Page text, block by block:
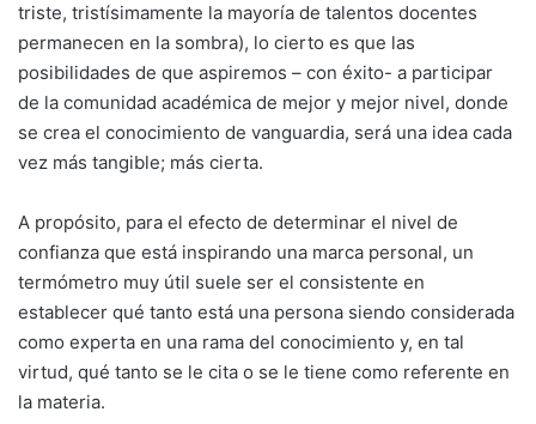
triste, tristísimamente la mayoría de talentos docentes
permanecen en la sombra), lo cierto es que las
posibilidades de que aspiremos – con éxito- a participar
de la comunidad académica de mejor y mejor nivel, donde
se crea el conocimiento de vanguardia, será una idea cada
vez más tangible; más cierta.
A propósito, para el efecto de determinar el nivel de
confianza que está inspirando una marca personal, un
termómetro muy útil suele ser el consistente en
establecer qué tanto está una persona siendo considerada
como experta en una rama del conocimiento y, en tal
virtud, qué tanto se le cita o se le tiene como referente en
la materia.